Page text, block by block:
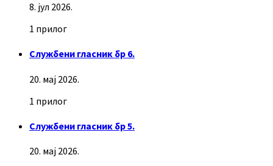
8. јул 2026.
1 прилог
Службени гласник бр 6.
20. мај 2026.
1 прилог
Службени гласник бр 5.
20. мај 2026.